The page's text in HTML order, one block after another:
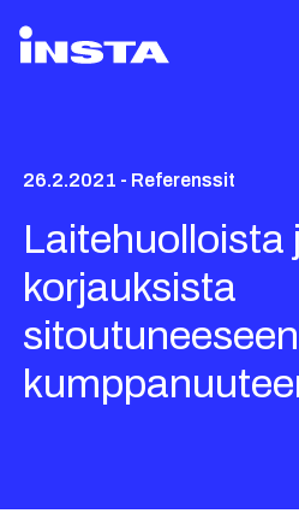
26.2.2021 - Referenssit
Laitehuolloista
korjauksista
sitoutuneeseen